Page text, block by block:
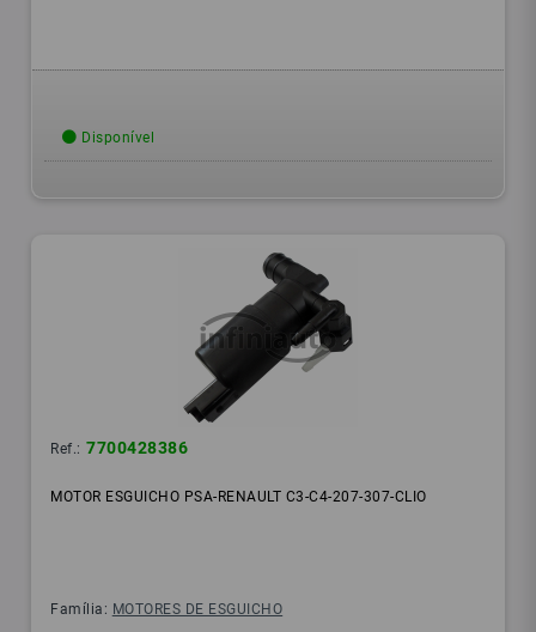
Disponível
Ref.: 7700428386
MOTOR ESGUICHO PSA-RENAULT C3-C4-207-307-CLIO
Família: MOTORES DE ESGUICHO